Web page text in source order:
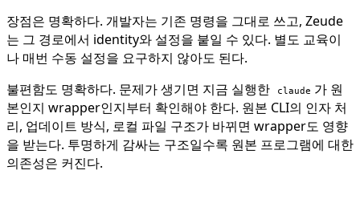
장점은 명확하다. 개발자는 기존 명령을 그대로 쓰고, Zeude
는 그 경로에서 identity와 설정을 붙일 수 있다. 별도 교육이
나 매번 수동 설정을 요구하지 않아도 된다.
불편함도 명확하다. 문제가 생기면 지금 실행한
claude 가 원
본인지 wrapper인지부터 확인해야 한다. 원본 CLI의 인자 처
리, 업데이트 방식, 로컬 파일 구조가 바뀌면 wrapper도 영향
을 받는다. 투명하게 감싸는 구조일수록 원본 프로그램에 대한
의존성은 커진다.